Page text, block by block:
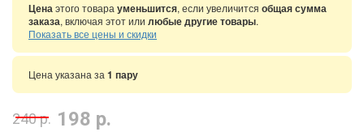
Ценаэтого товара уменьшится, если увеличится общая сумма
заказа, включая этот или любые другие товары.
Показать все цены и скидки
Цена указана за 1 пару
240 р. 198 р.